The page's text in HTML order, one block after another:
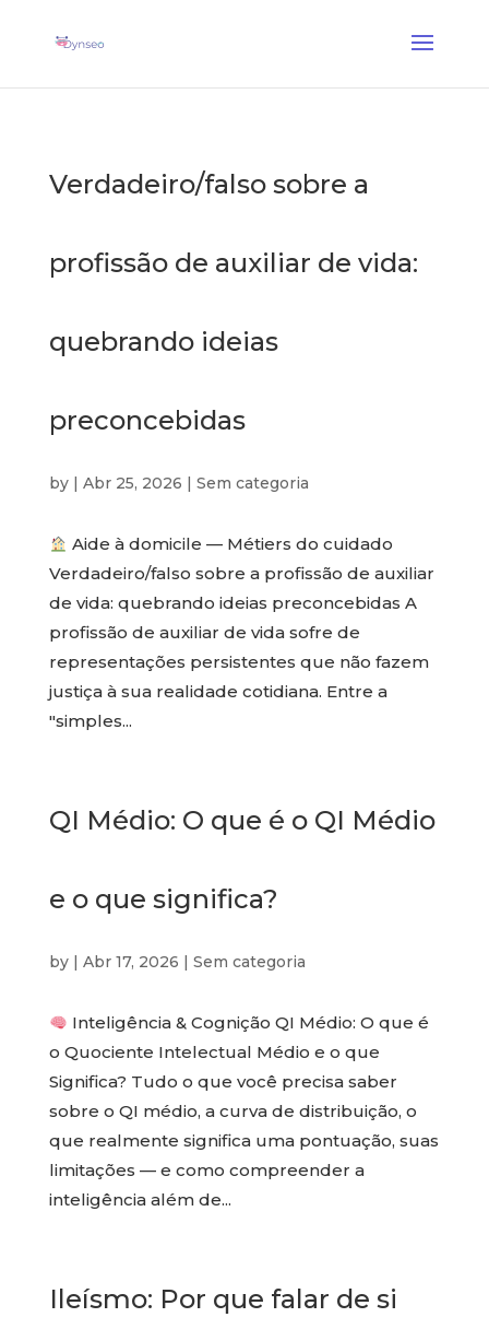
Verdadeiro/falso sobre a
profissão de auxiliar de vida:
quebrando ideias
preconcebidas
by | Abr 25, 2026 | Sem categoria
Aide à domicile — Métiers do cuidado
Verdadeiro/falso sobre a profissão de auxiliar
de vida: quebrando ideias preconcebidas A
profissão de auxiliar de vida sofre de
representações persistentes que não fazem
justiça à sua realidade cotidiana. Entre a
"simples...
QI Médio: O que é o QI Médio
e o que significa?
by | Abr 17, 2026 | Sem categoria
Inteligência & Cognição QI Médio: O que é
o Quociente Intelectual Médio e o que
Significa? Tudo o que você precisa saber
sobre o QI médio, a curva de distribuição, o
que realmente significa uma pontuação, suas
limitações — e como compreender a
inteligência além de...
Ileísmo: Por que falar de si